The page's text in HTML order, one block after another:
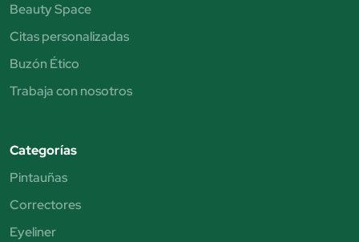
Beauty Space
Citas personalizadas
Buzón Ético
Trabaja con nosotros
Categorías
Pintauñas
Correctores
Eyeliner